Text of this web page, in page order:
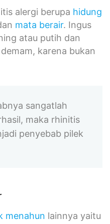
alergi berupa hidung
mata berair. Ingus
atau putih dan
karena bukan
sangatlah
maka rhinitis
penyebab pilek
menahun lainnya yaitu